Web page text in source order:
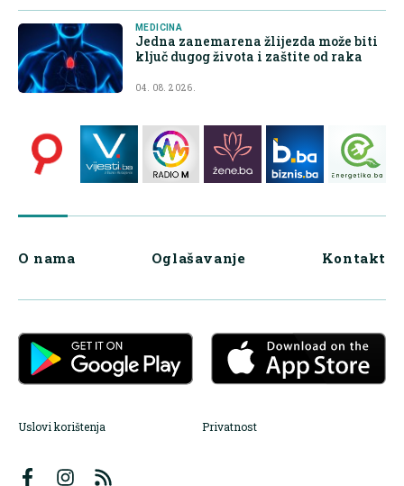
MEDICINA
Jedna zanemarena žlijezda može biti
ključ dugog života i zaštite od raka
04. 08. 2026.
O nama Oglašavanje Kontakt
Uslovi korištenja Privatnost